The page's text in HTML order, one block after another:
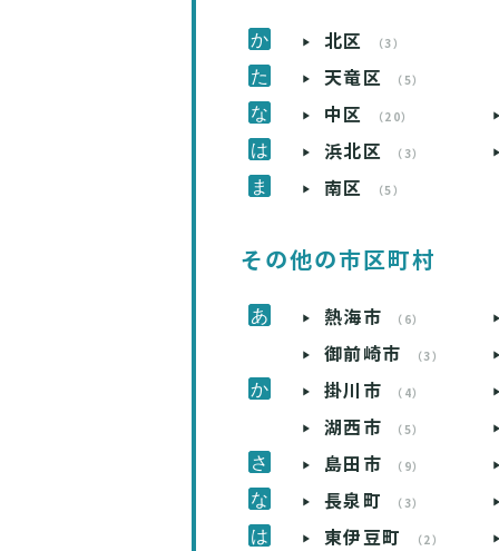
北区 （3）
天竜区 （5）
中区 （20）
浜北区 （3）
南区 （5）
その他の市区町村
熱海市 （6）
御前崎市 （3）
掛川市 （4）
湖西市 （5）
島田市 （9）
長泉町 （3）
東伊豆町 （2）